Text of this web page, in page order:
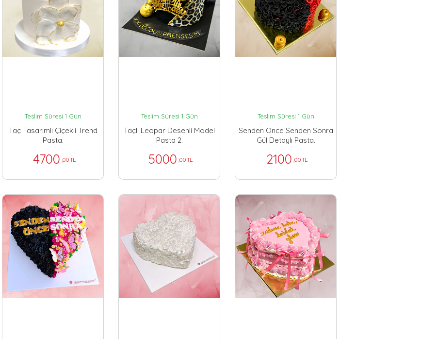
Teslim Süresi 1 Gün
Taç Tasarımlı Çiçekli Trend
Pasta.
4700 ,00 TL
Teslim Süresi 1 Gün
Taçlı Leopar Desenli Model
Pasta 2.
5000 ,00 TL
Teslim Süresi 1 Gün
Senden Önce Senden Sonra
Gül Detaylı Pasta.
2100 ,00 TL